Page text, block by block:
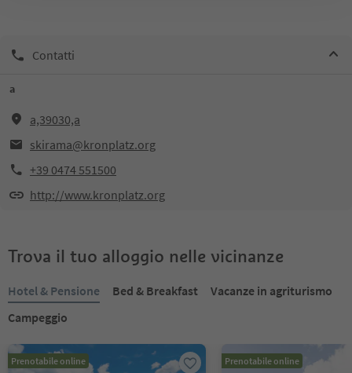
Contatti
a
a,39030,a
skirama@kronplatz.org
+39 0474 551500
http://www.kronplatz.org
Trova il tuo alloggio nelle vicinanze
Hotel & Pensione Bed & Breakfast
Vacanze in agriturismo
Campeggio
Prenotabile online Prenotabile online